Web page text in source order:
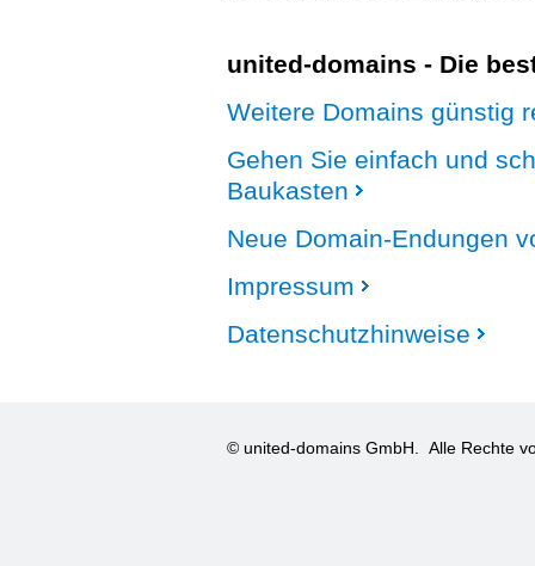
united-domains - Die
Weitere Domains günstig
Gehen Sie einfach und
Baukasten
Neue Domain-Endungen
Impressum
Datenschutzhinweise
© united-domains GmbH. Alle Rechte